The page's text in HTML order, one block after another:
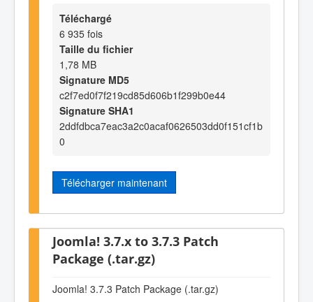
Téléchargé
6 935 fois
Taille du fichier
1,78 MB
Signature MD5
c2f7ed0f7f219cd85d606b1f299b0e44
Signature SHA1
2ddfdbca7eac3a2c0acaf0626503dd0f151cf1b
0
Télécharger maintenant
Joomla! 3.7.x to 3.7.3 Patch
Package (.tar.gz)
Joomla! 3.7.3 Patch Package (.tar.gz)